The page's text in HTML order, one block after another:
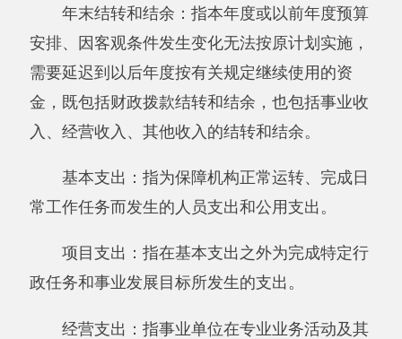
七、《行政事业类项目收入支出决算表》
九、《支出决算明细表》
十、《基本支出决算明细表》
十一、《项目支出决算明细表》
十三、《财政拨款收入支出决算总表》
十四、《一般公共预算财政拨款收入支出决